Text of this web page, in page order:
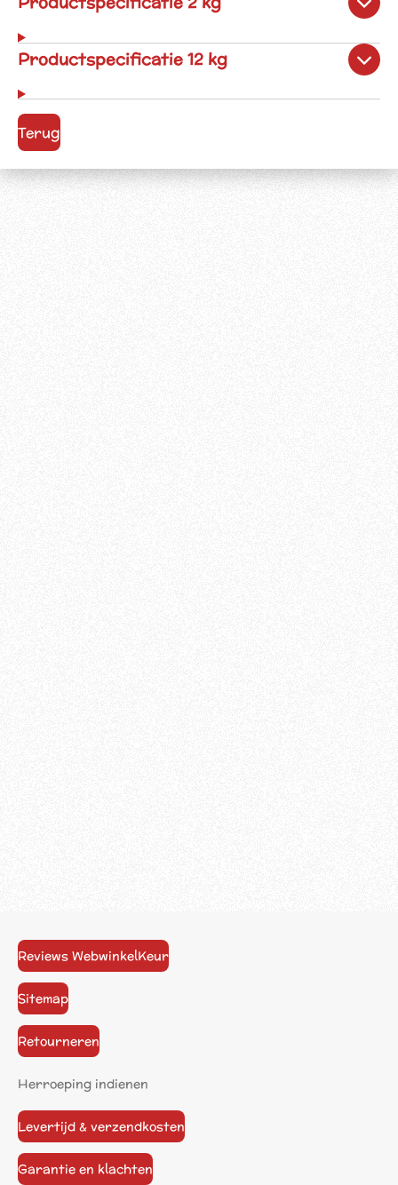
Productspecificatie 12 kg
Terug
Reviews WebwinkelKeur
Sitemap
Retourneren
Herroeping indienen
Levertijd & verzendkosten
Garantie en klachten